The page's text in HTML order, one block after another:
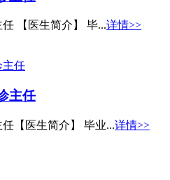
【医生简介】 毕...详情>>
主任
【医生简介】 毕业...详情>>